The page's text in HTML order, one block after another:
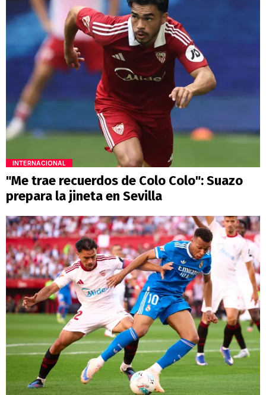
INTERNACIONAL
"Me trae recuerdos de Colo Colo": Suazo
prepara la jineta en Sevilla